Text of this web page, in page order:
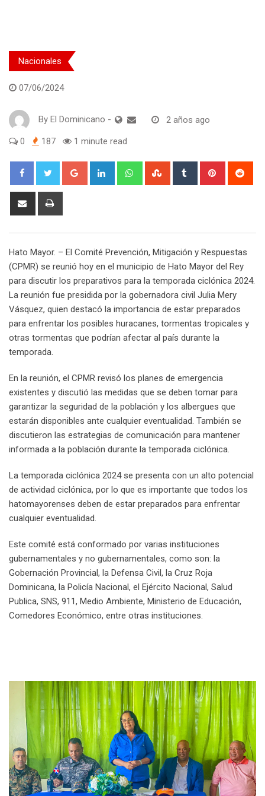
Nacionales
07/06/2024
By El Dominicano - 2 años ago
0 187 1 minute read
Google+ LinkedIn WhatsappStumbleUpon
Tumblr Pinterest
Share
Hato Mayor. – El Comité Prevención, Mitigación y Respuestas
(CPMR) se reunió hoy en el municipio de Hato Mayor del Rey
para discutir los preparativos para la temporada ciclónica 2024.
La reunión fue presidida por la gobernadora civil Julia Mery
Vásquez, quien destacó la importancia de estar preparados
para enfrentar los posibles huracanes, tormentas tropicales y
otras tormentas que podrían afectar al país durante la
temporada.
En la reunión, el CPMR revisó los planes de emergencia
existentes y discutió las medidas que se deben tomar para
garantizar la seguridad de la población y los albergues que
estarán disponibles ante cualquier eventualidad. También se
discutieron las estrategias de comunicación para mantener
informada a la población durante la temporada ciclónica.
La temporada ciclónica 2024 se presenta con un alto potencial
de actividad ciclónica, por lo que es importante que todos los
hatomayorenses deben de estar preparados para enfrentar
cualquier eventualidad.
Este comité está conformado por varias instituciones
gubernamentales y no gubernamentales, como son: la
Gobernación Provincial, la Defensa Civil, la Cruz Roja
Dominicana, la Policía Nacional, el Ejército Nacional, Salud
Publica, SNS, 911, Medio Ambiente, Ministerio de Educación,
Comedores Económico, entre otras instituciones.